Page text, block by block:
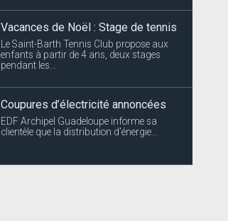
Vacances de Noël : Stage de tennis
Le Saint-Barth Tennis Club propose aux
enfants à partir de 4 ans, deux stages
pendant les...
Coupures d’électricité annoncées
EDF Archipel Guadeloupe informe sa
clientèle que la distribution d’énergie...